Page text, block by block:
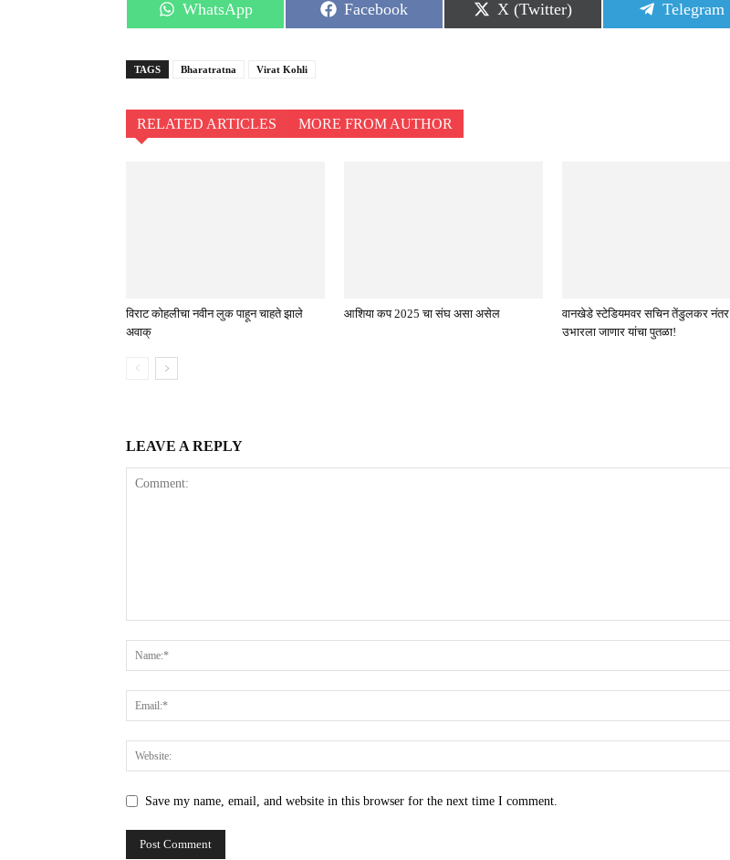
Share
on
WhatsApp
Share
on
Facebook
Share
on
X (Twitter)
Share
on
Telegram
TAGS Bharatratna Virat Kohli
RELATED ARTICLES MORE FROM AUTHOR
विराट कोहलीचा नवीन लुक पाहून चाहते झाले
अवाक्
आशिया कप 2025 चा संघ असा असेल
वानखेडे स्टेडियमवर सचिन तेंडुलकर नंतर
उभारला जाणार यांचा पुतळा!
LEAVE A REPLY
Save my name, email, and website in this browser for the next time I comment.